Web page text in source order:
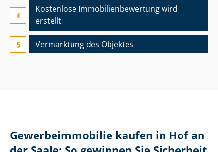
Kostenlose Im­mo­bi­li­en­be­wer­tung wird
erstellt
Vermarktung des Objektes
Ge­wer­be­im­mo­bi­lie kaufen in Hof an